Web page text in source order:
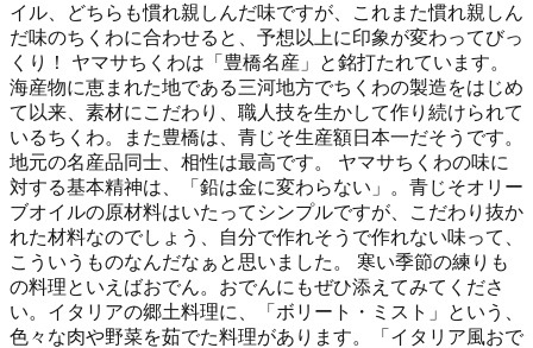
イル、どちらも慣れ親しんだ味ですが、これまた慣れ親しん
だ味のちくわに合わせると、予想以上に印象が変わってびっ
くり！ ヤマサちくわは「豊橋名産」と銘打たれています。
海産物に恵まれた地である三河地方でちくわの製造をはじめ
て以来、素材にこだわり、職人技を生かして作り続けられて
いるちくわ。また豊橋は、青じそ生産額日本一だそうです。
地元の名産品同士、相性は最高です。 ヤマサちくわの味に
対する基本精神は、「鉛は金に変わらない」。青じそオリー
ブオイルの原材料はいたってシンプルですが、こだわり抜か
れた材料なのでしょう、自分で作れそうで作れない味って、
こういうものなんだなぁと思いました。 寒い季節の練りも
の料理といえばおでん。おでんにもぜひ添えてみてくださ
い。イタリアの郷土料理に、「ボリート・ミスト」という、
色々な肉や野菜を茹でた料理があります。「イタリア風おで